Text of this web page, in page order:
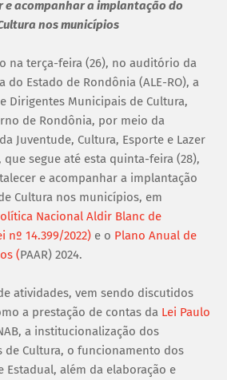
acompanhar a implantação do
nos municípios
na terça-feira (26), no auditório da
do Estado de Rondônia (ALE-RO), a
Dirigentes Municipais de Cultura,
de Rondônia, por meio da
Juventude, Cultura, Esporte e Lazer
que segue até esta quinta-feira (28),
e acompanhar a implantação
Cultura nos municípios, em
Nacional Aldir Blanc de
nº 14.399/2022) e o Plano Anual de
(PAAR) 2024.
atividades, vem sendo discutidos
a prestação de contas da Lei Paulo
a institucionalização dos
de Cultura, o funcionamento dos
Estadual, além da elaboração e